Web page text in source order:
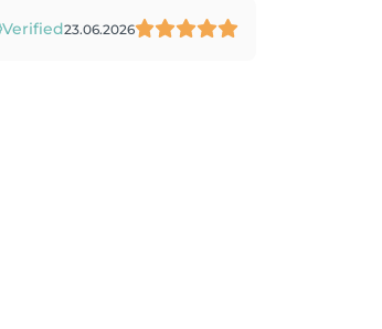
Verified23.06.2026